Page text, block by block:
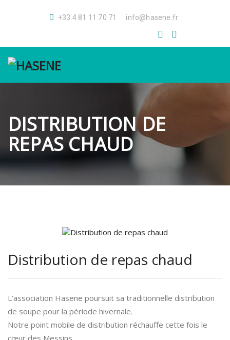
+33 4 81 11 70 71 info@hasene.fr
DISTRIBUTION DE
REPAS CHAUD
Distribution de repas chaud
L’association Hasene poursuit sa traditionnelle distribution
de soupe pour la période hivernale.
Notre point mobile de distribution réchauffe cette fois le